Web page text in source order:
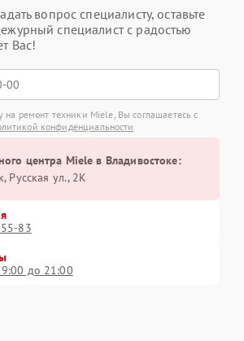
вопрос специалисту, оставьте
специалист с радостью
Вас!
на ремонт техники Miele, Вы соглашаетесь с
конфиденциальности
центра Miele в Владивостоке:
Русская ул., 2К
83
до 21:00